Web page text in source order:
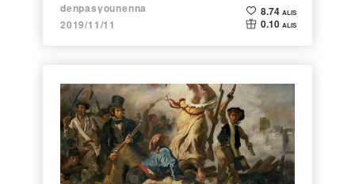
denpasyounenna
2019/11/11
8.74 ALIS
0.10 ALIS